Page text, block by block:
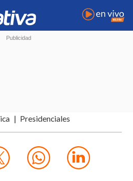
Presidenciales